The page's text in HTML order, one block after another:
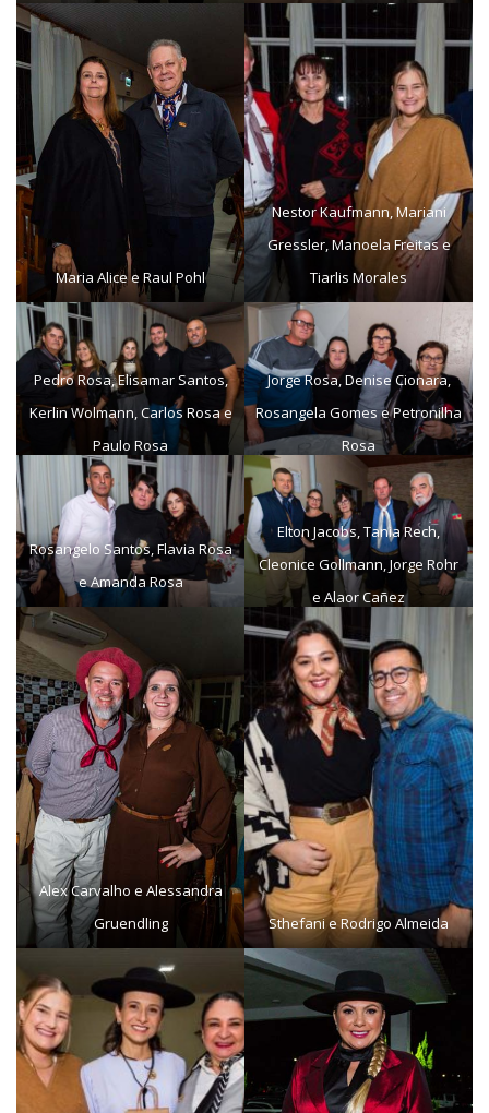
Maria Alice e Raul Pohl
Nestor Kaufmann, Mariani
Gressler, Manoela Freitas e
Tiarlis Morales
Pedro Rosa, Elisamar Santos,
Kerlin Wolmann, Carlos Rosa e
Paulo Rosa
Jorge Rosa, Denise Cionara,
Rosangela Gomes e Petronilha
Rosa
Rosangelo Santos, Flavia Rosa
e Amanda Rosa
Elton Jacobs, Tania Rech,
Cleonice Gollmann, Jorge Rohr
e Alaor Cañez
Alex Carvalho e Alessandra
Gruendling
Sthefani e Rodrigo Almeida